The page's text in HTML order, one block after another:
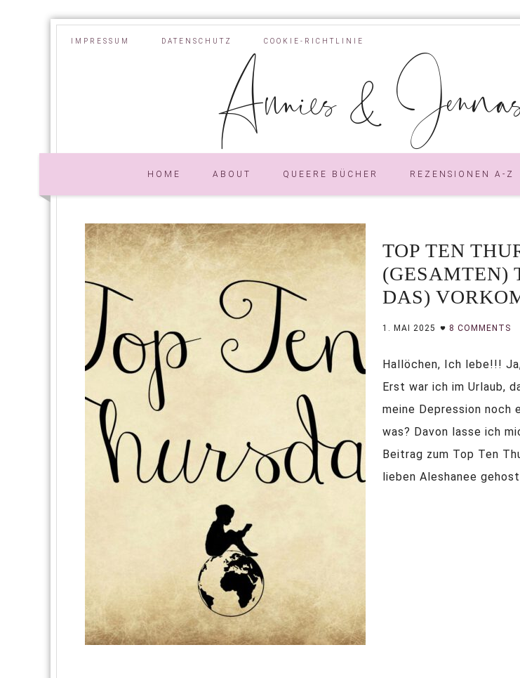
IMPRESSUM DATENSCHUTZ COOKIE-RICHTLINIE
Annies & Jennas
HOME ABOUT QUEERE BÜCHER REZENSIONEN A-Z
TOP TEN
(GESAMTEN)
DAS)
1. MAI 2025 8 COMMENTS
Hallöchen, Ich lebe!!!
Erst war ich im Urlaub,
meine Depression noch
was? Davon lasse ich
Beitrag zum Top Ten
lieben Aleshanee